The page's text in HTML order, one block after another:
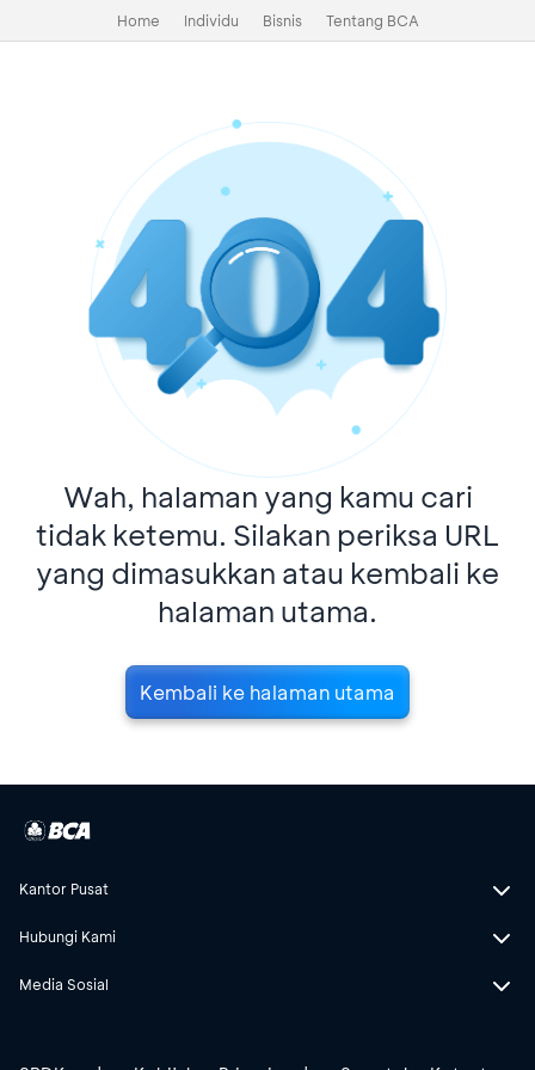
Home Individu Bisnis Tentang BCA
Wah, halaman yang kamu cari
tidak ketemu. Silakan periksa URL
yang dimasukkan atau kembali ke
halaman utama.
Kembali ke halaman utama
Kantor Pusat
Hubungi Kami
Media Sosial